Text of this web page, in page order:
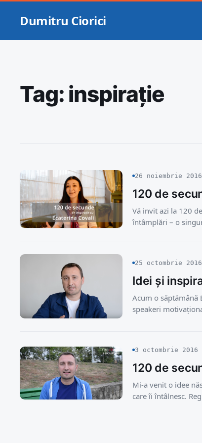
Dumitru Ciorici
Tag: inspirație
26 noiembrie 2016
120 de
Vă invit azi la 120
întâmplări – o
25 octombrie 2016
Idei și
Acum o săptămână
speakeri
3 octombrie 2016
120 de
Mi-a venit o idee
care îi întâlnesc.